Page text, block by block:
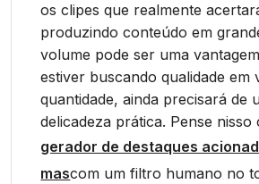
os clipes que realmente
produzindo conteúdo em
volume pode ser uma
estiver buscando qualidade em
quantidade, ainda precisará de
delicadeza prática. Pense nisso
gerador de destaques
mascom um filtro humano no